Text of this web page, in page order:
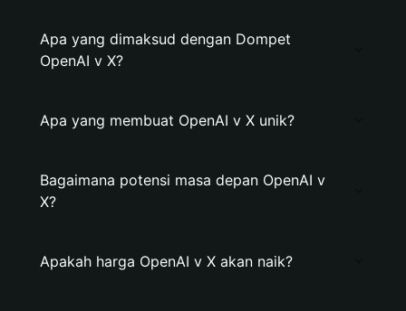
Apa yang dimaksud dengan Dompet
OpenAI v X?
Apa yang membuat OpenAI v X unik?
Bagaimana potensi masa depan OpenAI v
X?
Apakah harga OpenAI v X akan naik?